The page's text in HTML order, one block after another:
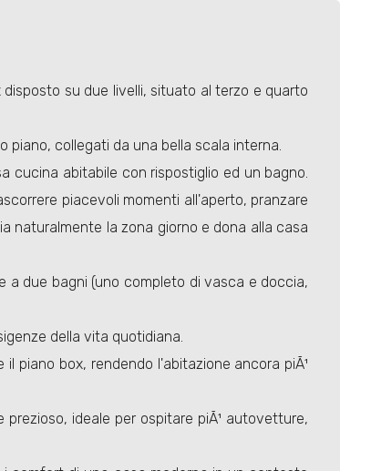
disposto su due livelli, situato al terzo e quarto
piano, collegati da una bella scala interna.
cucina abitabile con rispostiglio ed un bagno.
piacevoli momenti all'aperto, pranzare
naturalmente la zona giorno e dona alla casa
due bagni (uno completo di vasca e doccia,
della vita quotidiana.
piano box, rendendo l'abitazione ancora piÃ¹
ideale per ospitare piÃ¹ autovetture,